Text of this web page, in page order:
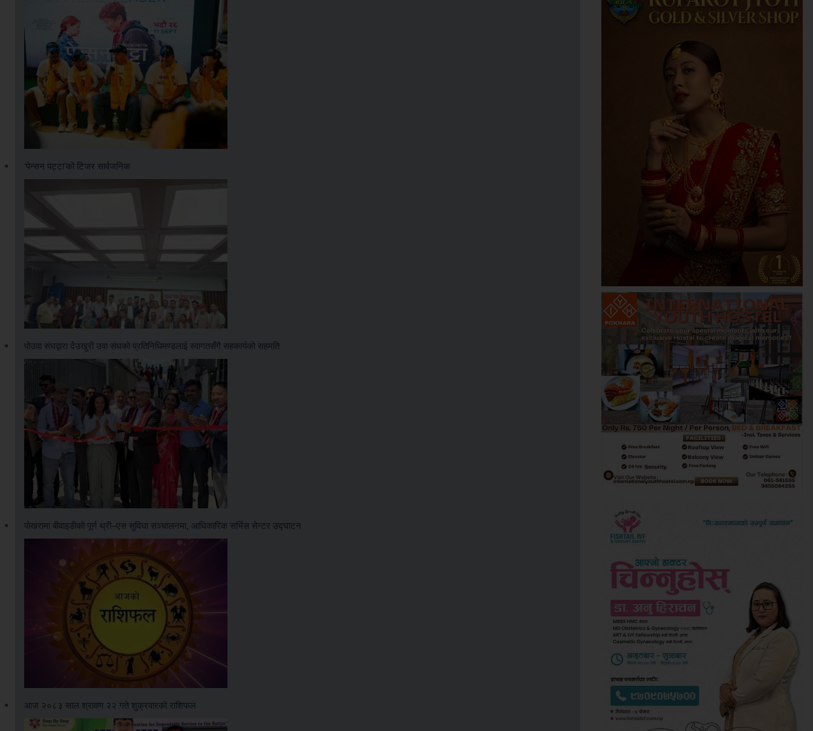
‘पेन्सन पट्टा’को टिजर सार्वजनिक
पोउवा संघद्वारा देउखुरी उवा संघको प्रतिनिधिमण्डलाई स्वागतसँगै सहकार्यको सहमति
पोखरामा बीवाइडीको पूर्ण थ्री–एस सुविधा सञ्चालनमा, आधिकारिक सर्भिस सेन्टर उद्घाटन
आज २०८३ साल श्रावण २२ गते शुक्रवारको राशिफल